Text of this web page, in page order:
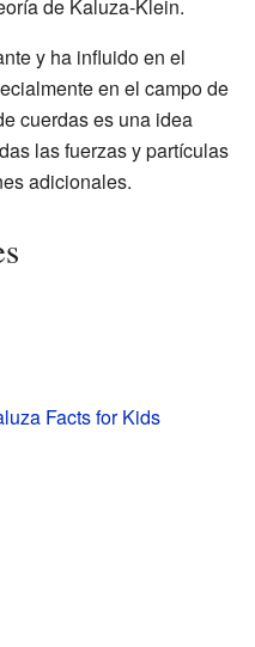
de Kaluza-Klein.
y ha influido en el
en el campo de
cuerdas es una idea
las fuerzas y partículas
adicionales.
Facts for Kids